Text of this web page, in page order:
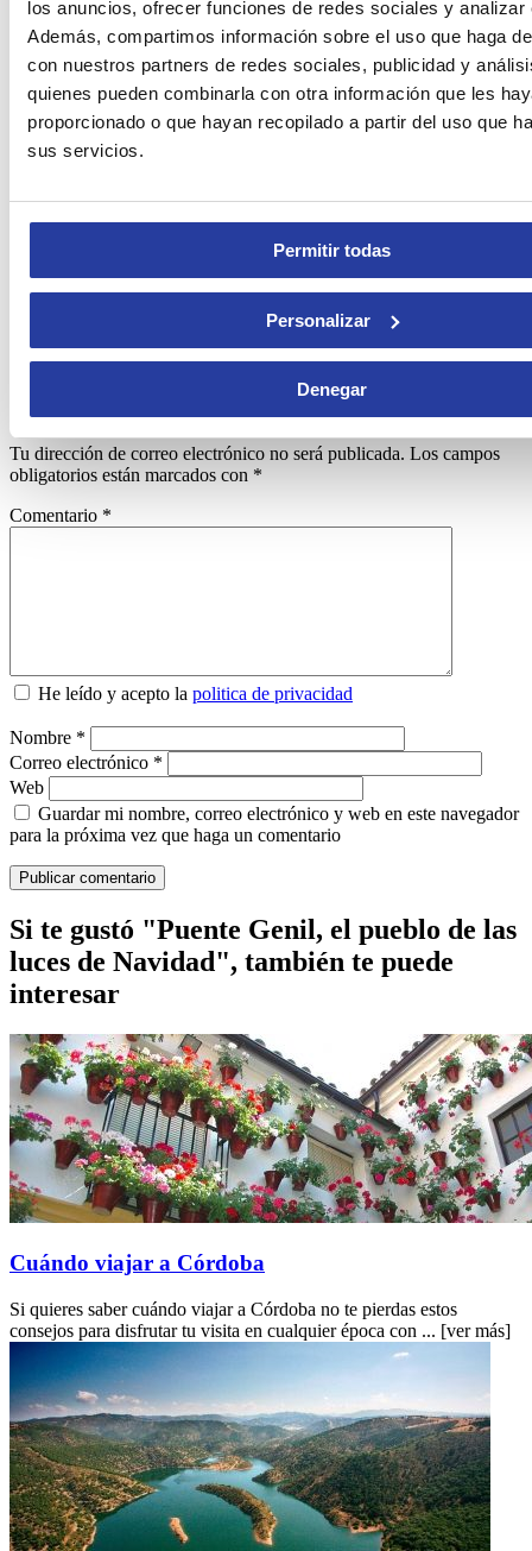
los anuncios, ofrecer funciones de redes sociales y analizar
Además, compartimos información sobre el uso que haga
con nuestros partners de redes sociales, publicidad y
quienes pueden combinarla con otra información que les
proporcionado o que hayan recopilado a partir del uso que
sus servicios.
Permitir todas
Personalizar
Denegar
¡Únete a la historia resplandeciente de Puente Genil ydescubre la
Navidadcomo nunca antes gracias aRuralidays !
Puente Genil, el pueblo de las luces de Navidad es un artículo que
trata sobreCórdoba
Cargando...
Deja tu comentario
Tu dirección de correo electrónico no será publicada. Los campos
obligatorios están marcados con *
Comentario *
He leído y acepto la politica de privacidad
Nombre *
Correo electrónico *
Web
Guardar mi nombre, correo electrónico y web en este navegador
para la próxima vez que haga un comentario
Si te gustó "Puente Genil, el pueblo de las
luces de Navidad", también te puede
interesar
Cuándo viajar a Córdoba
Si quieres saber cuándo viajar a Córdoba no te pierdas estos
consejos para disfrutar tu visita en cualquier época con ... [ver más]